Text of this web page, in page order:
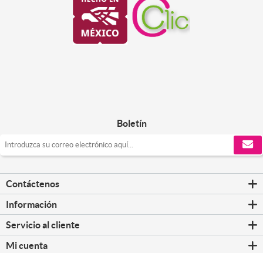
Boletín
Contáctenos
Información
Servicio al cliente
Mi cuenta